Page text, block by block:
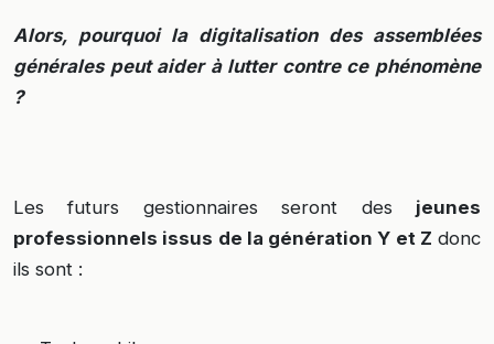
Alors, pourquoi la digitalisation des assemblées
générales peut aider à lutter contre ce phénomène
?
Les futurs gestionnaires seront des jeunes
professionnels issus de la génération Y et Z donc
ils sont :